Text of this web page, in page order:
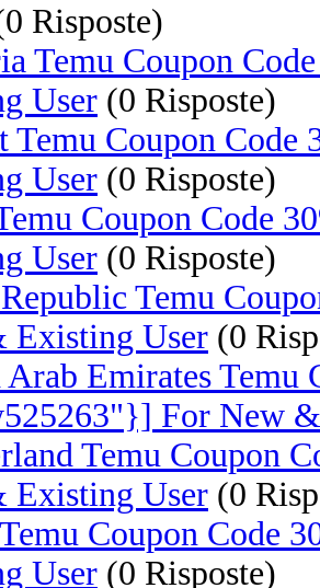
Risposte)
Temu Coupon
User (0 Risposte)
Temu Coupon
User (0 Risposte)
Coupon Code
User (0 Risposte)
Temu
Existing User (0
Emirates Temu
For New
Temu Coupon
Existing User (0
Coupon Code
User (0 Risposte)